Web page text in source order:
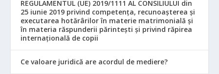
REGULAMENTUL (UE) 2019/1111 AL CONSILIULUI din
25 iunie 2019 privind competența, recunoașterea și
executarea hotărârilor în materie matrimonială și
în materia răspunderii părintești și privind răpirea
internațională de copii
Ce valoare juridică are acordul de mediere?